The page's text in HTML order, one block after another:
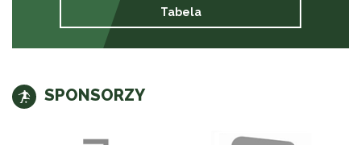
Tabela
SPONSORZY